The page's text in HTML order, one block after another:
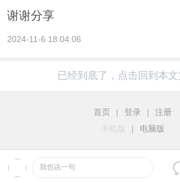
谢谢分享
2024-11-6 18:04:06
我也说一句
已经到底了，点击回到本文
首页 | 登录 |
注册
手机版
| 电脑版